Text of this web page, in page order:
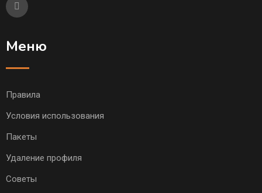
Меню
Правила
Условия использования
Пакеты
Удаление профиля
Советы